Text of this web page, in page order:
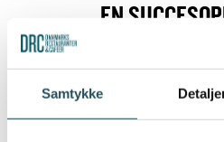
Samtykke
EN
Klasselærerne i 7.C var
dagen. De
blomstrede op,